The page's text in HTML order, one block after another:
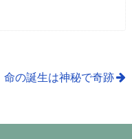
命の誕生は神秘で奇跡